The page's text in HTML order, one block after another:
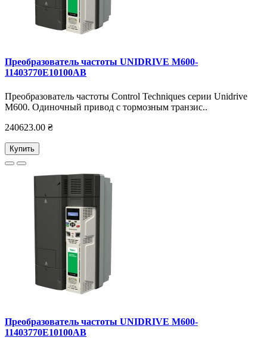
Преобразователь частоты UNIDRIVE M600-
11403770E10100AB
Преобразователь частоты Control Techniques серии Unidrive
M600. Одиночный привод с тормозным транзис..
240623.00 ₴
Купить
Преобразователь частоты UNIDRIVE M600-
11403770E10100AB